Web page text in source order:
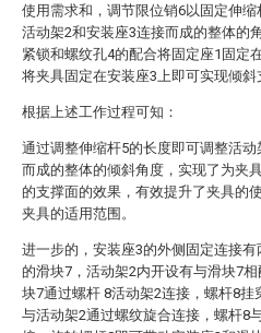
使用需求和，调节限位销6以固定伸
活动架2和安装座3连接而成的整体的
紧锁和螺纹孔4的配合将固定座1固定
将夹具固定在安装座3上即可实现倾斜
根据上述工作过程可知：
通过调整伸缩杆5的长度即可调整活
而成的整体的倾斜角度，实现了为夹
的支撑面的效果，有效提升了夹具的
夹具的适用范围。
进一步的，安装座3的外侧固定连接
的滑块7，活动架2内开设有与滑块7
块7通过螺杆 8活动架2连接，螺杆8挂
与活动架2通过螺纹旋合连接，螺杆8